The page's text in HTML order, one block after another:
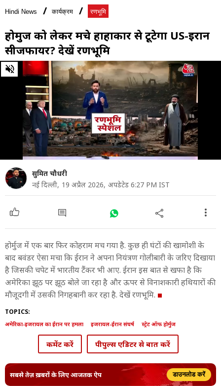
Hindi News कार्यक्रम रणभूमि
होर्मुज को लेकर मचे हाहाकार से टूटेगा US-ईरान
सीजफायर? देखें रणभूमि
0
of
minutes,
seconds
सुमित चौधरी
नई दिल्ली, 19 अप्रैल 2026, अपडेटेड 6:27 PM IST
होर्मुज में एक बार फिर कोहराम मच गया है. कुछ ही घंटों की खामोशी के
बाद बवंडर ऐसा मचा कि ईरान ने अपना नियंत्रण गोलीबारी के जरिए दिखाया
है जिसकी चपेट में भारतीय टैंकर भी आए. ईरान इस बात से खफा है कि
अमेरिका झूठ पर झूठ बोले जा रहा है और ऊपर से विनाशकारी हथियारों की
मौजूदगी में उसकी निगहबानी कर रहा है. देखें रणभूमि.
TOPICS:
अमेरिका-इजरायल का ईरान पर हमला इजरायल-ईरान संघर्ष स्ट्रेट ऑफ होर्मुज
कमेंट करें पीपुल्स एडिटर से बात करें
सबसे तेज़ ख़बरों के लिए आजतक ऐप डाउनलोड करें